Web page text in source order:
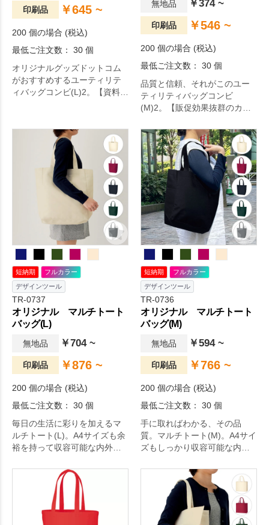
印刷品 ￥645 ~
200 個の場合 (税込)
最低ご注文数： 30 個
オリジナルグッズドットコム
がおすすめするユーティリテ
ィバッグコンビ(L)2。【資料が
バッグなので、厚みのある書
類も安心収容可能です。カジ
ュアルなアクセントカラーが
嬉しい4色展開でご用意してお
ります。肩かけ利用も可能で
す。ユーティリティバッグコ
ンビ(L)のリニューアル版とな
ります。一度使えば手放せな
くなること間違いなし。
無地品 ￥374 ~
印刷品 ￥546 ~
200 個の場合 (税込)
最低ご注文数： 30 個
品質と信頼、それがこのユー
ティリティバッグコンビ
(M)2。【販促効果抜群のカジ
チ付のポリエステルA4サイズ
バッグなので、厚みのある書
類も収容可能です。カジュア
ルなアクセントカラーが嬉し
い7色展開でご用意しておりま
す。ユーティリティバッグコ
ンビ(M)のリニューアル版とな
ります。一度使えば手放せな
くなること間違いなし。
短納期
フルカラー
デザインツール
TR-0737
オリジナル マルチトート
バッグ(L)
無地品 ￥704 ~
印刷品 ￥876 ~
200 個の場合 (税込)
最低ご注文数： 30 個
毎日の生活に彩りを加えるマ
ルチトート(L)。A4サイズも余
裕を持って収容可能な内外に
テルトートです。外側のポケ
ットはペットボトルも収容可
能なポケット付で、しっかり
した生地厚が魅力です。サイ
ズ違いでSサイズとMサイズが
短納期
フルカラー
デザインツール
TR-0736
オリジナル マルチトート
バッグ(M)
無地品 ￥594 ~
印刷品 ￥766 ~
200 個の場合 (税込)
最低ご注文数： 30 個
手に取ればわかる、その品
質。マルチトート(M)。A4サイ
ズもしっかり収容可能な内外
ステルトートです。外側のポ
ケットはペットボトルも収容
可能なポケット付で、しっか
りした生地厚が魅力です。サ
イズ違いでSサイズとLサイズ